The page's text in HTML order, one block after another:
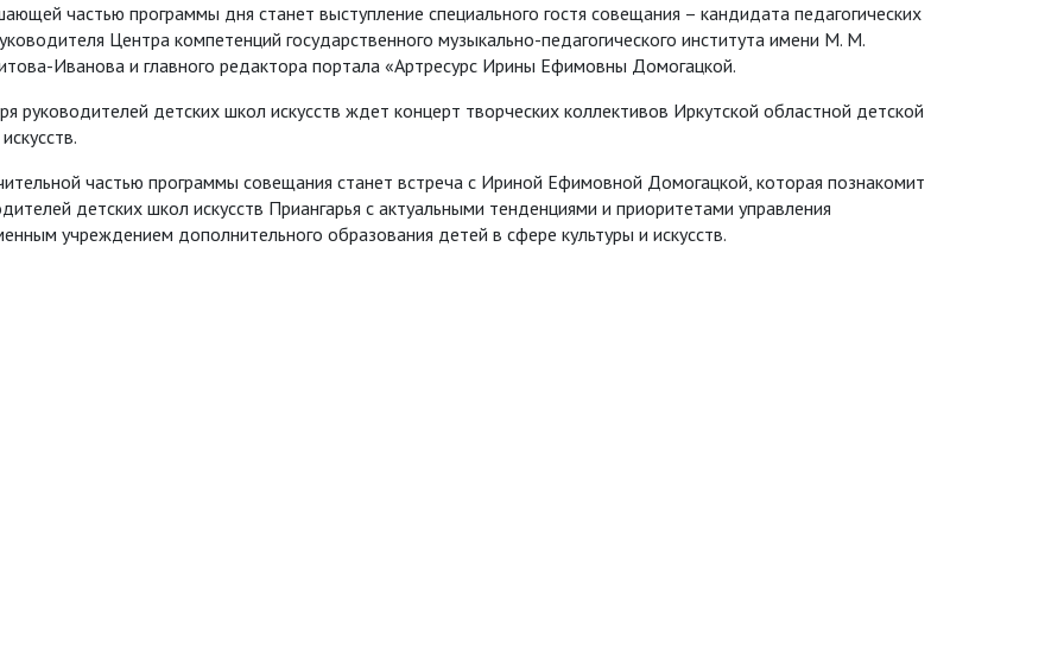
частью программы дня станет выступление специального гостя совещания – кандидата педагогических
Центра компетенций государственного музыкально-педагогического института имени М. М.
Иванова и главного редактора портала «Артресурс Ирины Ефимовны Домогацкой.
руководителей детских школ искусств ждет концерт творческих коллективов Иркутской областной детской
частью программы совещания станет встреча с Ириной Ефимовной Домогацкой, которая познакомит
детских школ искусств Приангарья с актуальными тенденциями и приоритетами управления
учреждением дополнительного образования детей в сфере культуры и искусств.